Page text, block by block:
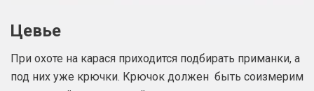
Цевье
При охоте на карася приходится подбирать приманки, а
под них уже крючки. Крючок должен быть соизмерим